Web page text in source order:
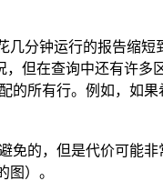
几分钟运行的报告缩短
但在查询中还有许多
的所有行。例如，如
免的，但是代价可能非
）。